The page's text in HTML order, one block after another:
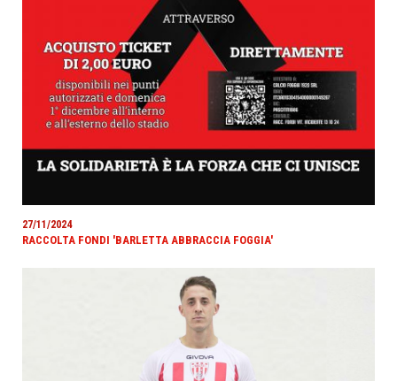
27/11/2024
RACCOLTA FONDI 'BARLETTA ABBRACCIA FOGGIA'